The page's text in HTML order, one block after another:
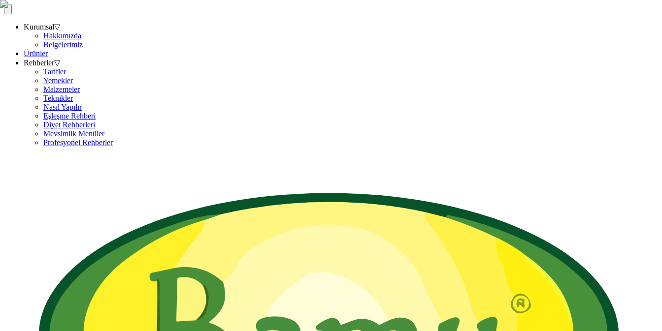
Kurumsal▽
Hakkımızda
Belgelerimiz
Ürünler
Rehberler▽
Tarifler
Yemekler
Malzemeler
Teknikler
Nasıl Yapılır
Eşleşme Rehberi
Diyet Rehberleri
Mevsimlik Menüler
Profesyonel Rehberler